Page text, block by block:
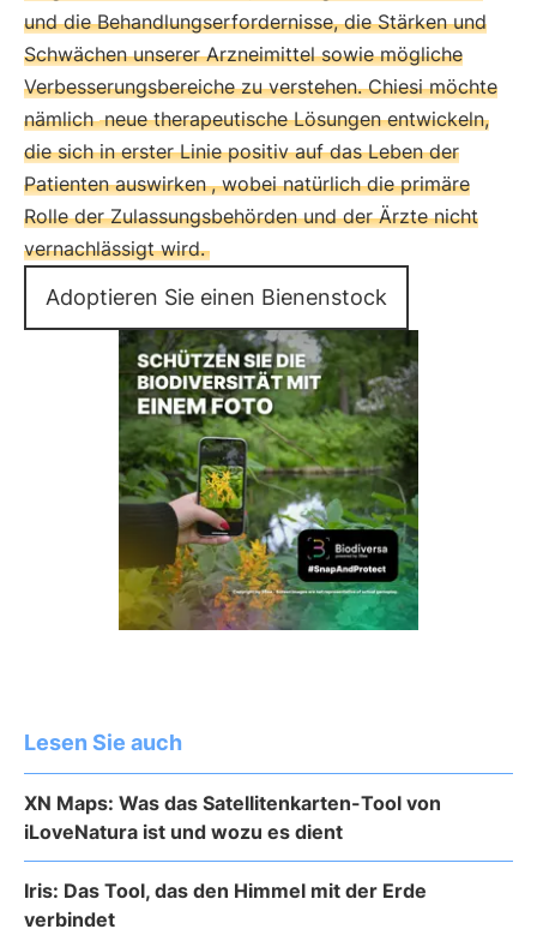
und die Behandlungserfordernisse, die Stärken und
Schwächen unserer Arzneimittel sowie mögliche
Verbesserungsbereiche zu verstehen. Chiesi möchte
nämlich neue therapeutische Lösungen entwickeln,
die sich in erster Linie positiv auf das Leben der
Patienten auswirken , wobei natürlich die primäre
Rolle der Zulassungsbehörden und der Ärzte nicht
vernachlässigt wird.
Adoptieren Sie einen Bienenstock
Lesen Sie auch
XN Maps: Was das Satellitenkarten-Tool von
iLoveNatura ist und wozu es dient
Iris: Das Tool, das den Himmel mit der Erde
verbindet